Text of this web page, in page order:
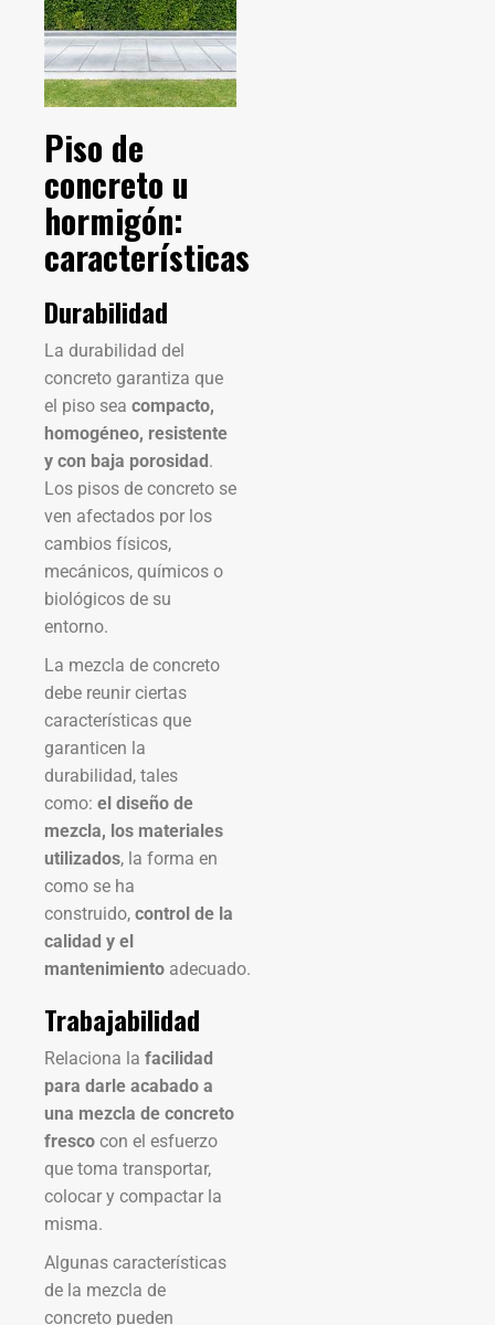
Piso de
concreto u
hormigón:
características
Durabilidad
La durabilidad del
concreto garantiza que
el piso sea compacto,
homogéneo, resistente
y con baja porosidad.
Los pisos de concreto se
ven afectados por los
cambios físicos,
mecánicos, químicos o
biológicos de su
entorno.
La mezcla de concreto
debe reunir ciertas
características que
garanticen la
durabilidad, tales
como: el diseño de
mezcla, los materiales
utilizados, la forma en
como se ha
construido, control de la
calidad y el
mantenimiento adecuado.
Trabajabilidad
Relaciona la facilidad
para darle acabado a
una mezcla de concreto
fresco con el esfuerzo
que toma transportar,
colocar y compactar la
misma.
Algunas características
de la mezcla de
concreto pueden